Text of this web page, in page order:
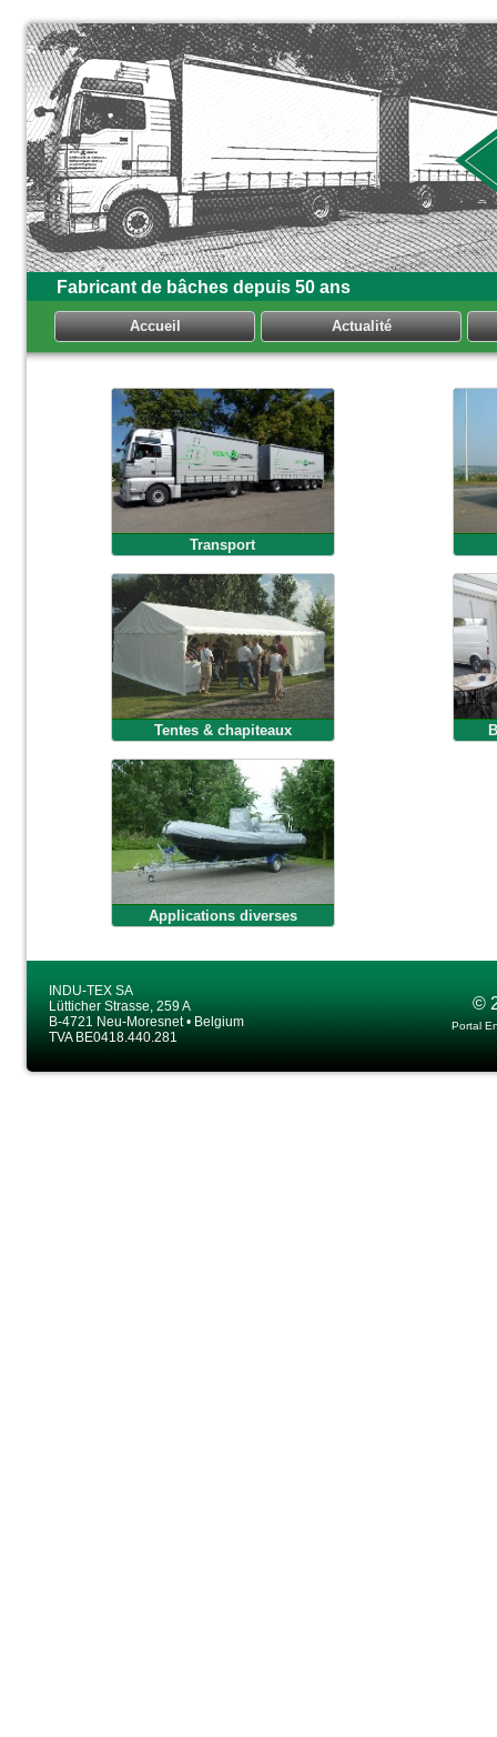
Fabricant de bâches depuis 50 ans
Accueil Actualité
Transport
Tentes & chapiteaux
Applications diverses
INDU-TEX SA
Lütticher Strasse, 259 A
B-4721 Neu-Moresnet • Belgium
TVA BE0418.440.281
©
Portal